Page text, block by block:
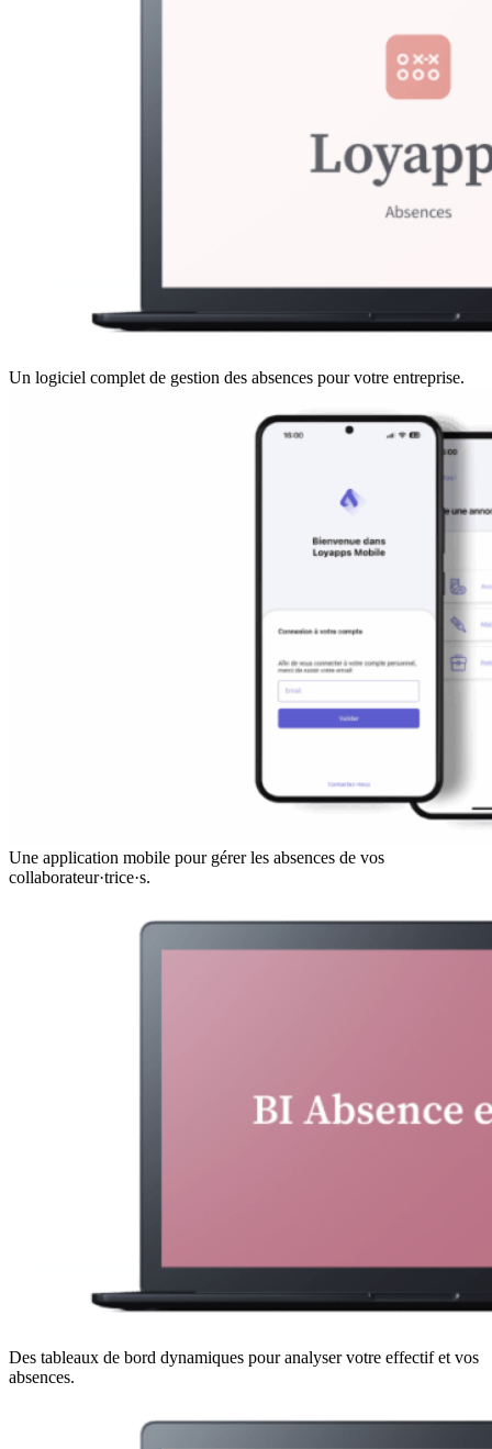
Un logiciel complet de gestion des absences pour votre entreprise.
Une application mobile pour gérer les absences de vos
collaborateur·trice·s.
Des tableaux de bord dynamiques pour analyser votre effectif et vos
absences.